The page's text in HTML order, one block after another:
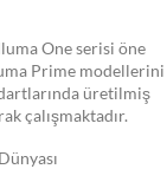
One serisi öne
Prime modellerini
üretilmiş
çalışmaktadır.